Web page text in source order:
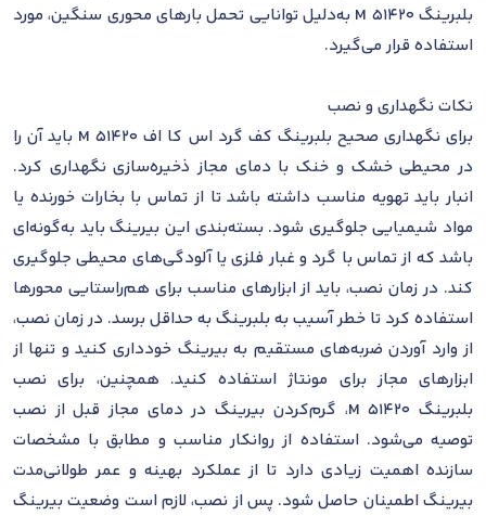
بلبرینگ 51420 M به‌دلیل توانایی تحمل بارهای محوری سنگین، مورد
استفاده قرار می‌گیرد.
نکات نگهداری و نصب
برای نگهداری صحیح بلبرینگ کف گرد اس کا اف 51420 M باید آن را
در محیطی خشک و خنک با دمای مجاز ذخیره‌سازی نگهداری کرد.
انبار باید تهویه مناسب داشته باشد تا از تماس با بخارات خورنده یا
مواد شیمیایی جلوگیری شود. بسته‌بندی این بیرینگ باید به‌گونه‌ای
باشد که از تماس با گرد و غبار فلزی یا آلودگی‌های محیطی جلوگیری
کند. در زمان نصب، باید از ابزارهای مناسب برای هم‌راستایی محورها
استفاده کرد تا خطر آسیب به بلبرینگ به حداقل برسد. در زمان نصب،
از وارد آوردن ضربه‌های مستقیم به بیرینگ خودداری کنید و تنها از
ابزارهای مجاز برای مونتاژ استفاده کنید. همچنین، برای نصب
بلبرینگ 51420 M، گرم‌کردن بیرینگ در دمای مجاز قبل از نصب
توصیه می‌شود. استفاده از روانکار مناسب و مطابق با مشخصات
سازنده اهمیت زیادی دارد تا از عملکرد بهینه و عمر طولانی‌مدت
بیرینگ اطمینان حاصل شود. پس از نصب، لازم است وضعیت بیرینگ